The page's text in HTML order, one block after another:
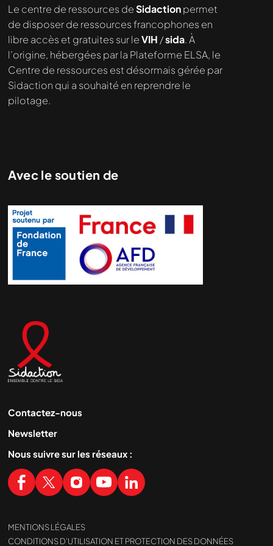
Nous cherchons le contenu
demandé....
Le centre de ressources deSidactionpermet
de disposer de ressources francophones en
libre accès et gratuites sur leVIH /sida. À
l’origine, hébergées par la Plateforme ELSA, le
Centre de ressources est désormais gérée par
Sidaction qui a souhaité en reprendre le
pilotage.
Avec le soutien de
Contactez-nous
Newsletter
Nous suivre sur les réseaux :
MENTIONS LÉGALES
CONDITIONS D’UTILISATION ET PROTECTION DES DONNÉES